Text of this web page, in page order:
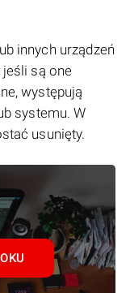
innych urządzeń
są one
występują
systemu. W
usunięty.